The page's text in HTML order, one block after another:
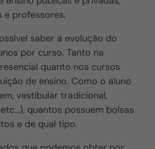
e professores.
saber a evolução do
por curso. Tanto na
quanto nos cursos
de ensino. Como o aluno
vestibular tradicional,
quantos possuem bolsas
e de qual tipo.